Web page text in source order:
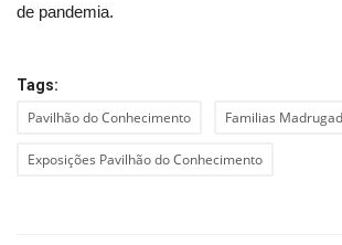
de pandemia.
Tags:
Pavilhão do Conhecimento Familias
Exposições Pavilhão do Conhecimento